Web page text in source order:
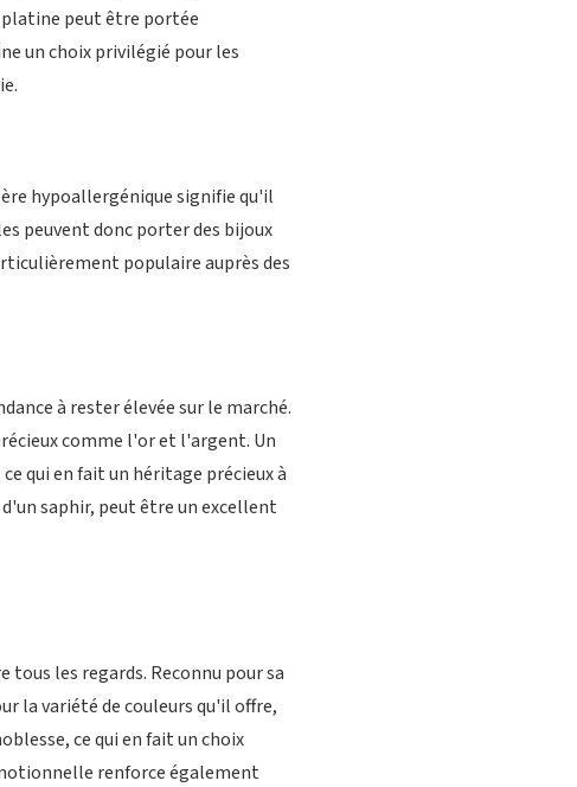
platine peut être portée
un choix privilégié pour les
hypoallergénique signifie qu'il
peuvent donc porter des bijoux
populaire auprès des
à rester élevée sur le marché.
comme l'or et l'argent. Un
qui en fait un héritage précieux à
saphir, peut être un excellent
les regards. Reconnu pour sa
la variété de couleurs qu'il offre,
ce qui en fait un choix
renforce également